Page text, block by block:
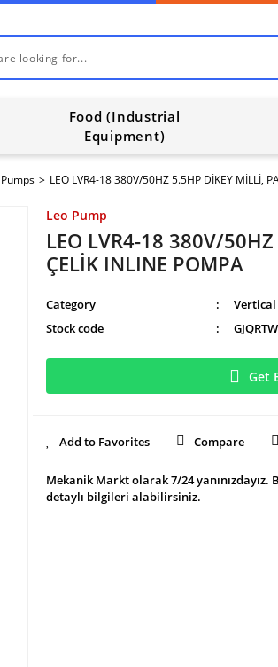
Food (Industrial
Equipment)
LEO LVR4-18 380V/50HZ 5.5HP DİKEY MİLLİ,
Leo Pump
LEO LVR4-18 380V/
ÇELİK INLINE POMPA
Category
Vertical
Stock code
Get
Compare
Mekanik Markt olarak 7/24
detaylı bilgileri alabilirsiniz.